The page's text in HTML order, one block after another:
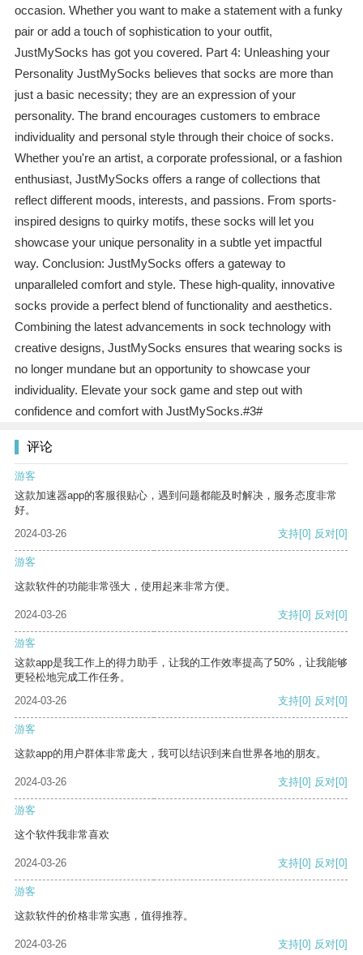
occasion. Whether you want to make a statement with a funky
pair or add a touch of sophistication to your outfit,
JustMySocks has got you covered. Part 4: Unleashing your
Personality JustMySocks believes that socks are more than
just a basic necessity; they are an expression of your
personality. The brand encourages customers to embrace
individuality and personal style through their choice of socks.
Whether you're an artist, a corporate professional, or a fashion
enthusiast, JustMySocks offers a range of collections that
reflect different moods, interests, and passions. From sports-
inspired designs to quirky motifs, these socks will let you
showcase your unique personality in a subtle yet impactful
way. Conclusion: JustMySocks offers a gateway to
unparalleled comfort and style. These high-quality, innovative
socks provide a perfect blend of functionality and aesthetics.
Combining the latest advancements in sock technology with
creative designs, JustMySocks ensures that wearing socks is
no longer mundane but an opportunity to showcase your
individuality. Elevate your sock game and step out with
confidence and comfort with JustMySocks.#3#
评论
游客
这款加速器app的客服很贴心，遇到问题都能及时解决，服务态度非常
好。
2024-03-26
支持[0] 反对[0]
游客
这款软件的功能非常强大，使用起来非常方便。
2024-03-26 支持[0] 反对[0]
游客
这款app是我工作上的得力助手，让我的工作效率提高了50%，让我能够
更轻松地完成工作任务。
2024-03-26
支持[0] 反对[0]
游客
这款app的用户群体非常庞大，我可以结识到来自世界各地的朋友。
2024-03-26 支持[0] 反对[0]
游客
这个软件我非常喜欢
2024-03-26 支持[0] 反对[0]
游客
这款软件的价格非常实惠，值得推荐。
2024-03-26 支持[0] 反对[0]